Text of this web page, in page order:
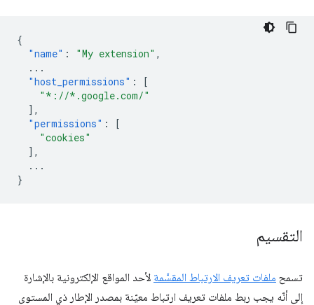
{
"name" : "My extension" ,
...
"host_permissions" :
[
"*://*.google.com/"
],
"permissions" :
[
"cookies"
],
...
}
التقسيم
تسمح ملفات تعريف الارتباط المقسَّمة لأحد المواقع الإلكترونية بالإشارة
إلى أنّه يجب ربط ملفات تعريف ارتباط معيّنة بمصدر الإطار ذي المستوى